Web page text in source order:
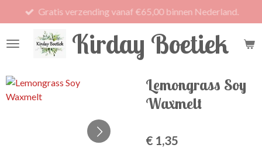
direct
naar
Kirday Boetiek
Gratis verzending vanaf €65,00 binnen Nederland.
Lemongrass Soy
Waxmelt
€ 1,35